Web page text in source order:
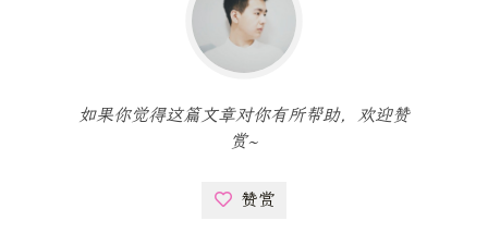
如果你觉得这篇文章对你有所帮助，欢迎赞
赏~
赞赏